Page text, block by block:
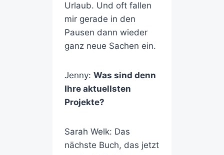
Urlaub. Und oft fallen
mir gerade in den
Pausen dann wieder
ganz neue Sachen ein.
Jenny: Was sind denn
Ihre aktuellsten
Projekte?
Sarah Welk: Das
nächste Buch, das jetzt